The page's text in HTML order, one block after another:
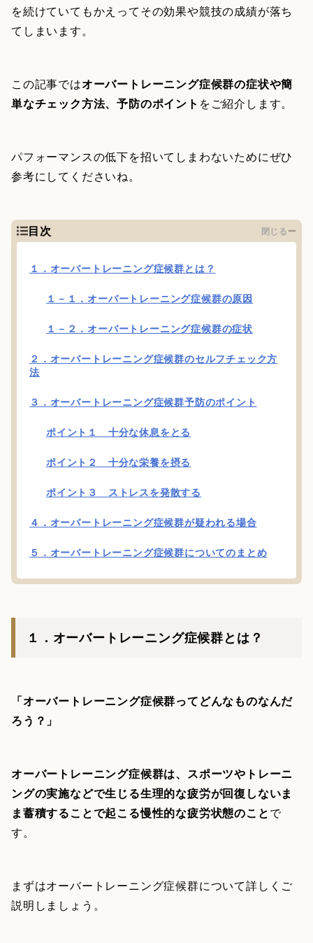
を続けていてもかえってその効果や競技の成績が落ち
てしまいます。
この記事ではオーバートレーニング症候群の症状や簡
単なチェック方法、予防のポイント をご紹介します。
パフォーマンスの低下を招いてしまわないためにぜひ
参考にしてくださいね。
目次 閉じる
１．オーバートレーニング症候群とは？
１－１．オーバートレーニング症候群の原因
１－２．オーバートレーニング症候群の症状
２．オーバートレーニング症候群のセルフチェック方
法
３．オーバートレーニング症候群予防のポイント
ポイント１ 十分な休息をとる
ポイント２ 十分な栄養を摂る
ポイント３ ストレスを発散する
４．オーバートレーニング症候群が疑われる場合
５．オーバートレーニング症候群についてのまとめ
１．オーバートレーニング症候群とは？
「オーバートレーニング症候群ってどんなものなんだ
ろう？」
オーバートレーニング症候群は、スポーツやトレーニ
ングの実施などで生じる生理的な疲労が回復しないま
ま蓄積することで起こる慢性的な疲労状態のことで
す。
まずはオーバートレーニング症候群について詳しくご
説明しましょう。